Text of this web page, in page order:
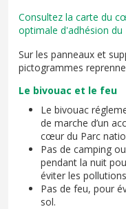
Consultez la carte du
optimale d'adhésion du
Sur les panneaux et
pictogrammes
Le bivouac et le feu
Le bivouac
de marche d’un
cœur du Parc
Pas de camping
pendant la nuit
éviter les
Pas de feu, pour
sol.